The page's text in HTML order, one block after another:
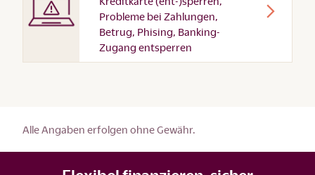
Probleme bei Zahlungen,
Betrug, Phising, Banking-
Zugang entsperren
Alle Angaben erfolgen ohne Gewähr.